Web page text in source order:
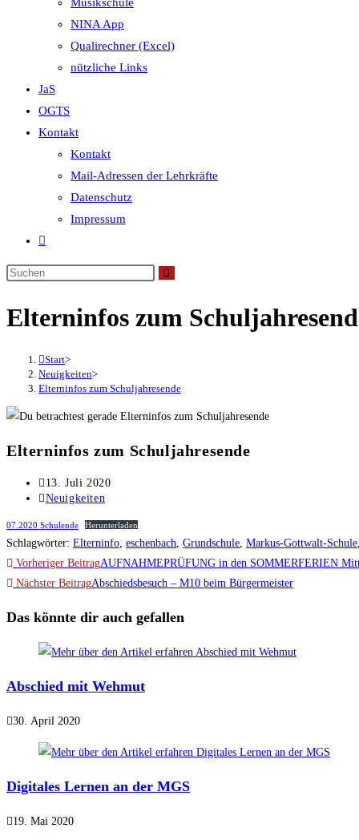
NINA App
Qualirechner (Excel)
nützliche Links
JaS
OGTS
Kontakt
Kontakt
Mail-Adressen der Lehrkräfte
Datenschutz
Impressum
Website-
umschalten
Elterninfos zum
Start>
Neuigkeiten>
Elterninfos zum Schuljahresende
Elterninfos zum Schuljahresende
Beitrag
veröffentlicht:
13. Juli 2020
Beitrags-
Neuigkeiten
07.2020 Schulende Herunterladen
Schlagwörter: Elterninfo, eschenbach, Grundschule, Markus-Gottwalt-Schule
Weitere
Artikel
ansehen
Vorheriger BeitragAUFNAHMEPRÜFUNG in den SOMMERFERIEN
Nächster BeitragAbschiedsbesuch – M10 beim Bürgermeister
Das könnte dir auch gefallen
Abschied mit Wehmut
30. April 2020
Digitales Lernen an der MGS
19. Mai 2020